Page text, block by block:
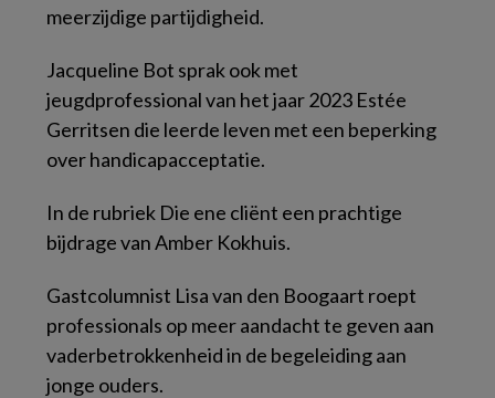
meerzijdige partijdigheid.
Jacqueline Bot sprak ook met
jeugdprofessional van het jaar 2023 Estée
Gerritsen die leerde leven met een beperking
over handicapacceptatie.
In de rubriek Die ene cliënt een prachtige
bijdrage van Amber Kokhuis.
Gastcolumnist Lisa van den Boogaart roept
professionals op meer aandacht te geven aan
vaderbetrokkenheid in de begeleiding aan
jonge ouders.